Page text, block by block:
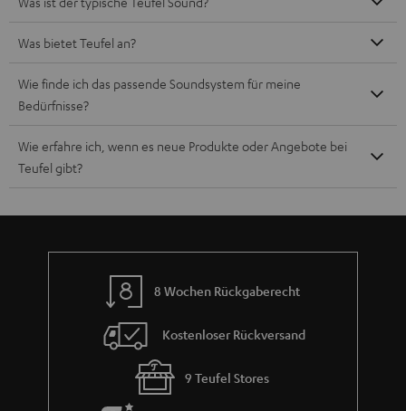
Was bietet Teufel an?
Wie finde ich das passende Soundsystem für meine
Bedürfnisse?
Wie erfahre ich, wenn es neue Produkte oder Angebote bei
Teufel gibt?
8 Wochen Rückgaberecht
Kostenloser Rückversand
9 Teufel Stores